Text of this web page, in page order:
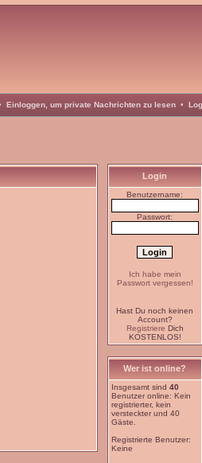
Einloggen, um private Nachrichten zu lesen•
Login
Benutzername:
Passwort:
Ich habe mein
Passwort vergessen!
Hast Du noch keinen
Account?
Registriere Dich
KOSTENLOS!
Wer ist online?
Insgesamt sind 40
Benutzer online: Kein
registrierter, kein
versteckter und 40
Gäste.
Registrierte Benutzer:
Keine